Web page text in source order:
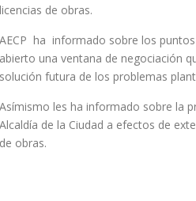
licencias de obras.
AECP ha informado sobre los
abierto una ventana de negociación
solución futura de los problemas
Asímismo les ha informado sobre la
Alcaldía de la Ciudad a efectos de
de obras.